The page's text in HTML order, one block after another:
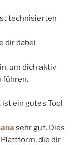
technisierten
dir dabei
um dich aktiv
führen.
ein gutes Tool
sehr gut. Dies
die dir